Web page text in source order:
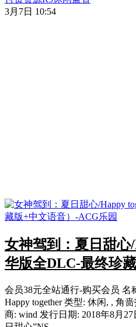
3月7日 10:54
女神驾到：夏日甜心
华版全DLC-最终珍
会员38元全站通行-购买会员 名
Happy together 类型: 休闲, , 角
商: wind 发行日期: 2018年8月